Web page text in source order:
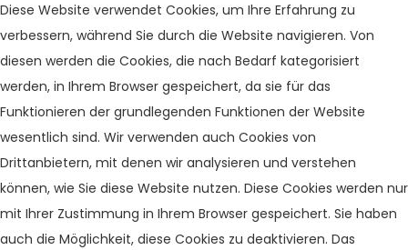
Diese Website verwendet Cookies, um Ihre Erfahrung zu
verbessern, während Sie durch die Website navigieren. Von
diesen werden die Cookies, die nach Bedarf kategorisiert
werden, in Ihrem Browser gespeichert, da sie für das
Funktionieren der grundlegenden Funktionen der Website
wesentlich sind. Wir verwenden auch Cookies von
Drittanbietern, mit denen wir analysieren und verstehen
können, wie Sie diese Website nutzen. Diese Cookies werden nur
mit Ihrer Zustimmung in Ihrem Browser gespeichert. Sie haben
auch die Möglichkeit, diese Cookies zu deaktivieren. Das